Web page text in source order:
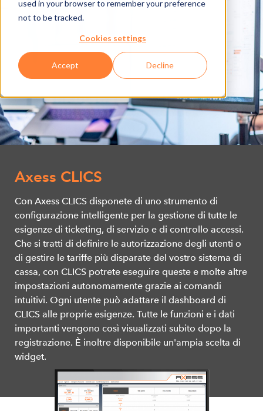
used in your browser to remember your preference
not to be tracked.
Cookies settings
Accept Decline
Axess CLICS
Con Axess CLICS disponete di uno strumento di
configurazione intelligente per la gestione di tutte le
esigenze di ticketing, di servizio e di controllo accessi.
Che si tratti di definire le autorizzazione degli utenti o
di gestire le tariffe più disparate del vostro sistema di
cassa, con CLICS potrete eseguire queste e molte altre
impostazioni autonomamente grazie ai comandi
intuitivi. Ogni utente può adattare il dashboard di
CLICS alle proprie esigenze. Tutte le funzioni e i dati
importanti vengono così visualizzati subito dopo la
registrazione. È inoltre disponibile un'ampia scelta di
widget.